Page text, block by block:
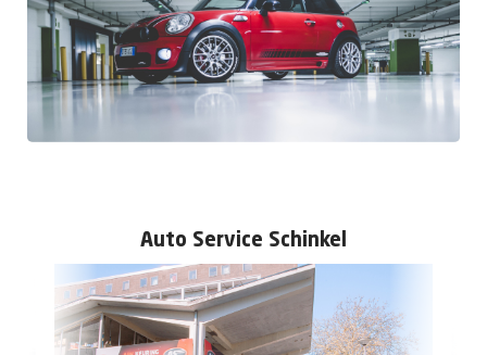
Auto Service Schinkel